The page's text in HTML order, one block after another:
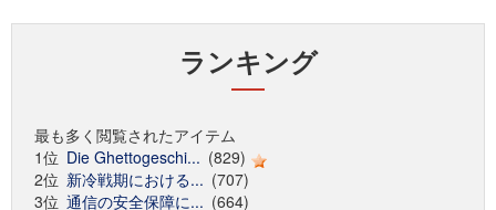
ランキング
最も多く閲覧されたアイテム
1位 Die Ghettogeschi... (829)
2位 新冷戦期における... (707)
3位 通信の安全保障に... (664)